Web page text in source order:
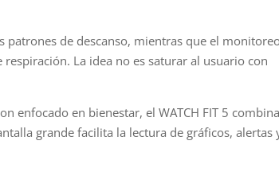
de descanso, mientras que el
La idea no es saturar al usuario con
enfocado en bienestar, el WATCH FIT 5 combina
grande facilita la lectura de gráficos, alertas